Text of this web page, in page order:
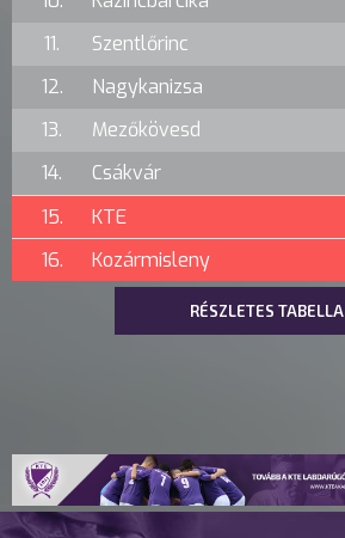
11.
Szentlőrinc
12.
Nagykanizsa
13.
Mezőkövesd
14.
Csákvár
15.
KTE
16.
Kozármisleny
RÉSZLETES TABELLA